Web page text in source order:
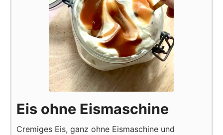
Eis ohne Eismaschine
Cremiges Eis, ganz ohne Eismaschine und